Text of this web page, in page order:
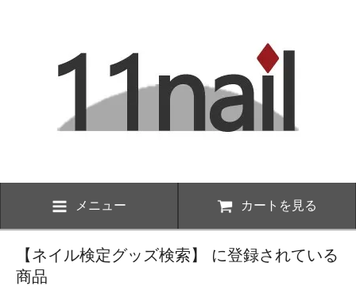
メニュー カートを見る
【ネイル検定グッズ検索】 に登録されている
商品